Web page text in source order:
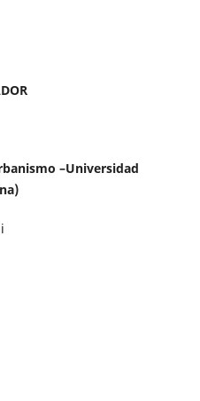
–Universidad